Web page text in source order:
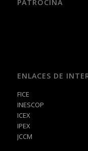
PATROCINA
ENLACES DE
FICE
INESCOP
ICEX
IPEX
JCCM